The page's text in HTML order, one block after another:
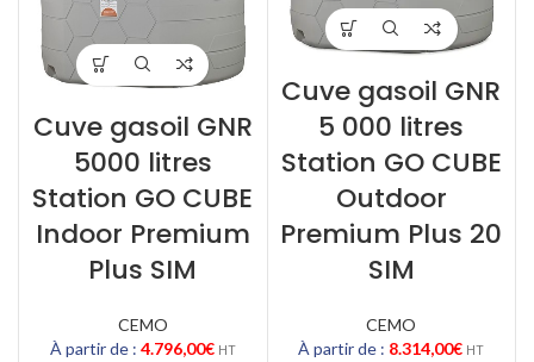
Cuve gasoil GNR
5000 litres
Station GO CUBE
Indoor Premium
Plus SIM
CEMO
À partir de : 4.796,00€ HT
Cuve gasoil GNR
5 000 litres
Station GO CUBE
Outdoor
Premium Plus 20
SIM
CEMO
À partir de : 8.314,00€ HT